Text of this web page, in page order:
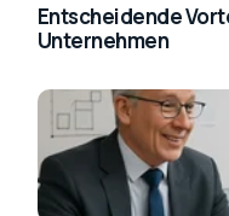
Entscheidende
Unternehmen